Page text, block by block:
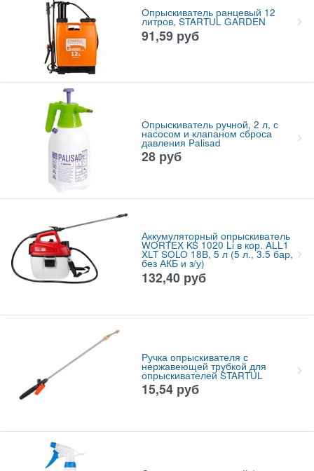
Опрыскиватель ранцевый 12
литров, STARTUL GARDEN
91,59 руб
Опрыскиватель ручной, 2 л, с
насосом и клапаном сброса
давления Palisad
28 руб
Аккумуляторный опрыскиватель
WORTEX KS 1020 Li в кор. ALL1
XLT SOLO 18В, 5 л (5 л., 3.5 бар,
без АКБ и з/у)
132,40 руб
Ручка опрыскивателя с
нержавеющей трубкой для
опрыскивателей STARTUL
15,54 руб